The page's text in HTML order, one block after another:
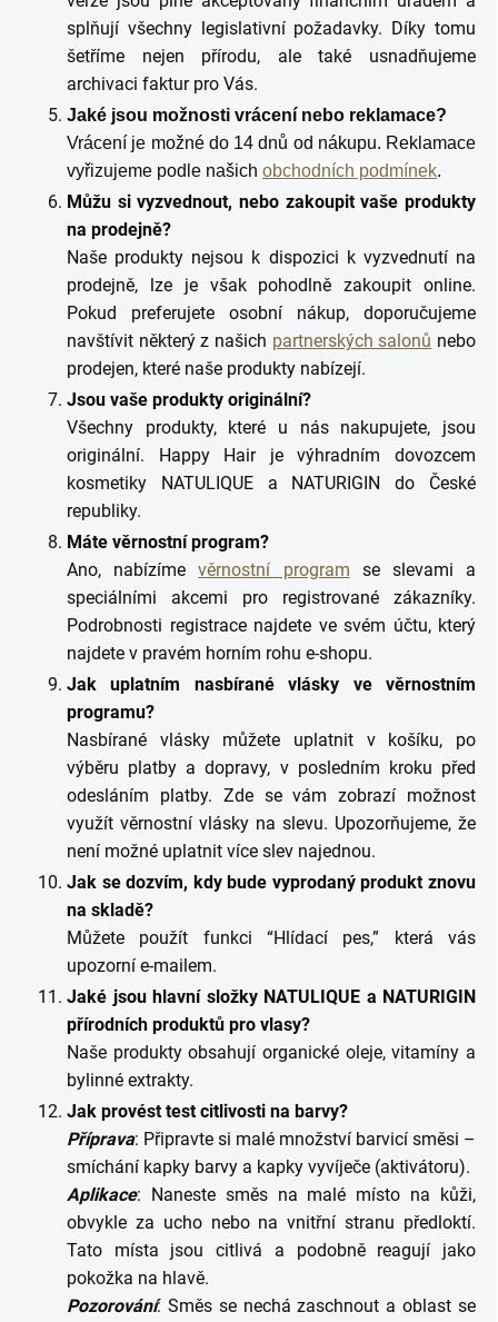
splňují všechny legislativní požadavky. Díky tomu
šetříme nejen přírodu, ale také usnadňujeme
archivaci faktur pro Vás.
Jaké jsou možnosti vrácení nebo reklamace?
Vrácení je možné do 14 dnů od nákupu. Reklamace
vyřizujeme podle našich obchodních podmínek.
Můžu si vyzvednout, nebo zakoupit vaše produkty
na prodejně?
Naše produkty nejsou k dispozici k vyzvednutí na
prodejně, lze je však pohodlně zakoupit online.
Pokud preferujete osobní nákup, doporučujeme
navštívit některý z našich partnerských salonů nebo
prodejen, které naše produkty nabízejí.
Jsou vaše produkty originální?
Všechny produkty, které u nás nakupujete, jsou
originální. Happy Hair je výhradním dovozcem
kosmetiky NATULIQUE a NATURIGIN do České
republiky.
Máte věrnostní program?
Ano, nabízímevěrnostní program se slevami a
speciálními akcemi pro registrované zákazníky.
Podrobnosti registrace najdete ve svém účtu, který
najdete v pravém horním rohu e-shopu.
Jak uplatním nasbírané vlásky ve věrnostním
programu?
Nasbírané vlásky můžete uplatnit v košíku, po
výběru platby a dopravy, v posledním kroku před
odesláním platby. Zde se vám zobrazí možnost
využít věrnostní vlásky na slevu. Upozorňujeme, že
není možné uplatnit více slev najednou.
Jak se dozvím, kdy bude vyprodaný produkt znovu
na skladě?
Můžete použít funkci “Hlídací pes,” která vás
upozorní e-mailem.
Jaké jsou hlavní složky NATULIQUE a NATURIGIN
přírodních produktů pro vlasy?
Naše produkty obsahují organické oleje, vitamíny a
bylinné extrakty.
Jak provést test citlivosti na barvy?
Příprava: Připravte si malé množství barvicí směsi –
smíchání kapky barvy a kapky vyvíječe (aktivátoru).
Aplikace: Naneste směs na malé místo na kůži,
obvykle za ucho nebo na vnitřní stranu předloktí.
Tato místa jsou citlivá a podobně reagují jako
pokožka na hlavě.
Pozorování: Směs se nechá zaschnout a oblast se